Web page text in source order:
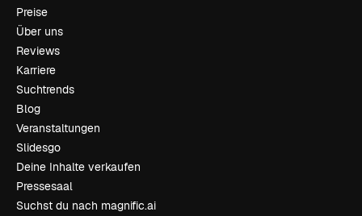
Preise
Über uns
Reviews
Karriere
Suchtrends
Blog
Veranstaltungen
Slidesgo
Deine Inhalte verkaufen
Pressesaal
Suchst du nach magnific.ai